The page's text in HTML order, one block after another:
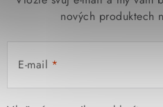
nových produktech
E-mail